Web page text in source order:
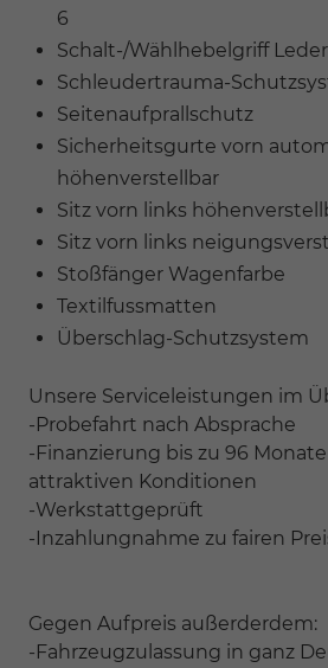
6
Schalt-/Wählhebelgriff Leder
Schleudertrauma-
Seitenaufprallschutz
Sicherheitsgurte vorn
höhenverstellbar
Sitz vorn links
Sitz vorn links
Stoßfänger Wagenfarbe
Textilfussmatten
Überschlag-Schutzsystem
Unsere Serviceleistungen im
-Probefahrt nach Absprache
-Finanzierung bis zu 96
attraktiven Konditionen
-Werkstattgeprüft
-Inzahlungnahme zu fairen
Gegen Aufpreis außerderdem:
-Fahrzeugzulassung in ganz